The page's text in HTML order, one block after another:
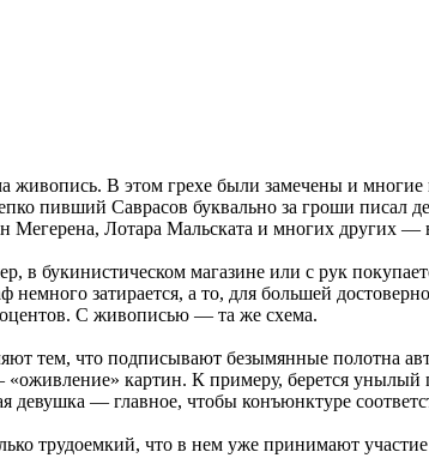
живопись. В этом грехе были замечены и
пивший Саврасов буквально за гроши
Мегерена, Лотара Мальската и многих других
букинистическом магазине или с рук
затирается, а то, для большей
С живописью — та же схема.
тем, что подписывают безымянные полотна
картин. К примеру, берется
девушка — главное, чтобы конъюнктуре
трудоемкий, что в нем уже принимают участие